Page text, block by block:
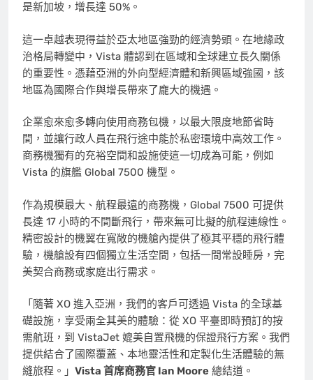
是新加坡，增長達 50%。
這一卓越表現得益於亞太地區強勁的經濟勢頭。在地緣政
治格局轉變中，Vista 體認到在區域和全球建立長久關係
的重要性。憑藉亞洲的外向型經濟體和新興區域強國，該
地區為國際合作與增長帶來了龐大的機遇。
企業愈來愈多轉向使用商務包機，以最大限度地節省時
間，並讓行政人員在飛行途中能於私密環境中高效工作。
商務機獨有的充裕空間和設施使這一切成為可能，例如
Vista 的旗艦 Global 7500 機型。
作為規模最大、航程最遠的商務機，Global 7500 可提供
長達 17 小時的不間斷飛行，帶來無可比擬的航程連線性。
精密設計的機翼在寬敞的機艙內提供了極其平穩的飛行體
驗，機艙設有四個獨立生活空間，包括一間常設睡房，完
美契合商務或家庭出行需求。
「隨著 XO 進入亞洲，我們的客戶可透過 Vista 的全球基
礎設施，享受兩全其美的體驗：從 XO 平臺即時預訂的按
需航班，到 VistaJet 媲美自置飛機的保證飛行方案。我們
提供結合了國際覆蓋、本地靈活性和定製化生活體驗的無
縫旅程。」 Vista 首席商務官 Ian Moore 總結道。